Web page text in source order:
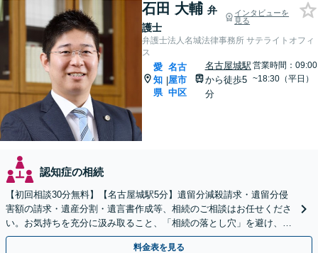
石田 大輔 弁
護士
インタビューを
見る
弁護士法人名城法律事務所 サテライトオフィ
ス
愛
知
県
|
名古
屋市
中区
名古屋城駅
から徒歩5
分
営業時間：09:00
~18:30（平日）
認知症の相続
【初回相談30分無料】【名古屋城駅5分】遺留分減殺請求・遺留分侵
害額の請求・遺産分割・遺言書作成等、相続のご相談はお任せくださ
い。お気持ちを充分に汲み取ること、「相続の落とし穴」を避け、あ
らゆる可能性を把握することで最良の解決を目指します。
料金表を見る